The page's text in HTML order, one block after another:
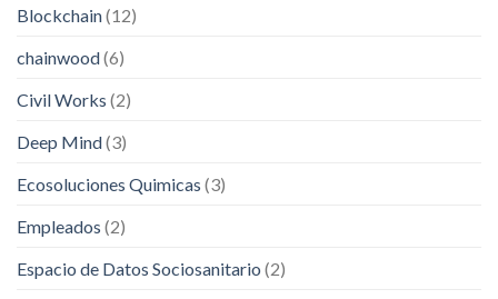
Blockchain(12)
chainwood(6)
Civil Works (2)
Deep Mind(3)
Ecosoluciones Quimicas (3)
Empleados (2)
Espacio de Datos Sociosanitario (2)